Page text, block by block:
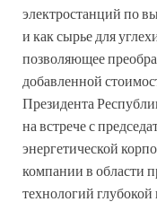
электростанций по
и как сырье для
позволяющее
добавленной
Президента
на встрече с
энергетической
компании в области
технологий